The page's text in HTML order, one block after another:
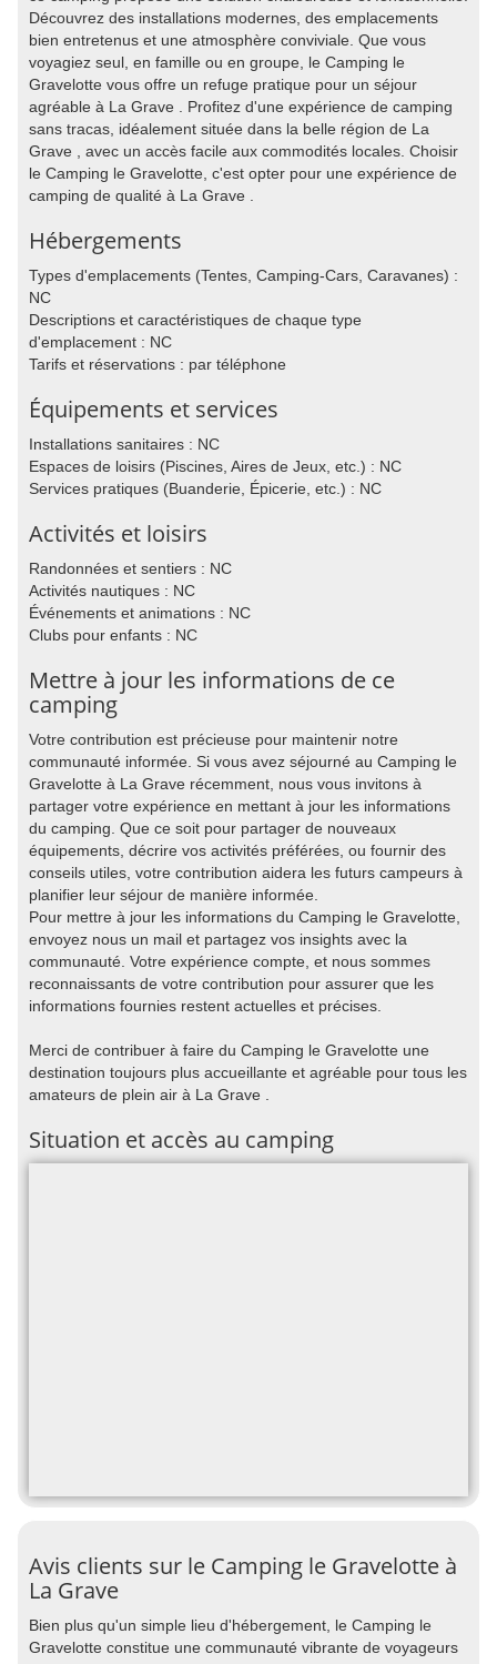
Découvrez des installations modernes, des emplacements
bien entretenus et une atmosphère conviviale. Que vous
voyagiez seul, en famille ou en groupe, le Camping le
Gravelotte vous offre un refuge pratique pour un séjour
agréable à La Grave . Profitez d'une expérience de camping
sans tracas, idéalement située dans la belle région de La
Grave , avec un accès facile aux commodités locales. Choisir
le Camping le Gravelotte, c'est opter pour une expérience de
camping de qualité à La Grave .
Hébergements
Types d'emplacements (Tentes, Camping-Cars, Caravanes) :
NC
Descriptions et caractéristiques de chaque type
d'emplacement : NC
Tarifs et réservations : par téléphone
Équipements et services
Installations sanitaires : NC
Espaces de loisirs (Piscines, Aires de Jeux, etc.) : NC
Services pratiques (Buanderie, Épicerie, etc.) : NC
Activités et loisirs
Randonnées et sentiers : NC
Activités nautiques : NC
Événements et animations : NC
Clubs pour enfants : NC
Mettre à jour les informations de ce
camping
Votre contribution est précieuse pour maintenir notre
communauté informée. Si vous avez séjourné au Camping le
Gravelotte à La Grave récemment, nous vous invitons à
partager votre expérience en mettant à jour les informations
du camping. Que ce soit pour partager de nouveaux
équipements, décrire vos activités préférées, ou fournir des
conseils utiles, votre contribution aidera les futurs campeurs à
planifier leur séjour de manière informée.
Pour mettre à jour les informations du Camping le Gravelotte,
envoyez nous un mail et partagez vos insights avec la
communauté. Votre expérience compte, et nous sommes
reconnaissants de votre contribution pour assurer que les
informations fournies restent actuelles et précises.
Merci de contribuer à faire du Camping le Gravelotte une
destination toujours plus accueillante et agréable pour tous les
amateurs de plein air à La Grave .
Situation et accès au camping
Avis clients sur le Camping le Gravelotte à
La Grave
Bien plus qu'un simple lieu d'hébergement, le Camping le
Gravelotte constitue une communauté vibrante de voyageurs